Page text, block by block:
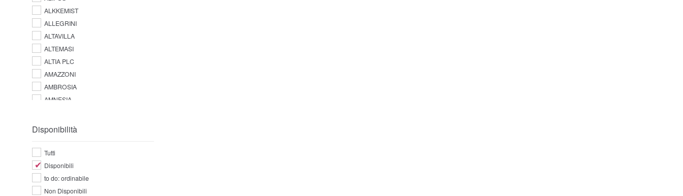
ALKKEMIST
ALLEGRINI
ALTAVILLA
ALTEMASI
ALTIA PLC
AMAZZONI
AMBROSIA
AMNESIA
AMUERTE
ANTICA DISTILLERIA QUAGLIA
ANTICA FRATTA
APPLETON ESTATE
AQUA LUCE
Disponibilità
Tutti
Disponibili
to do: ordinabile
Non Disponibili